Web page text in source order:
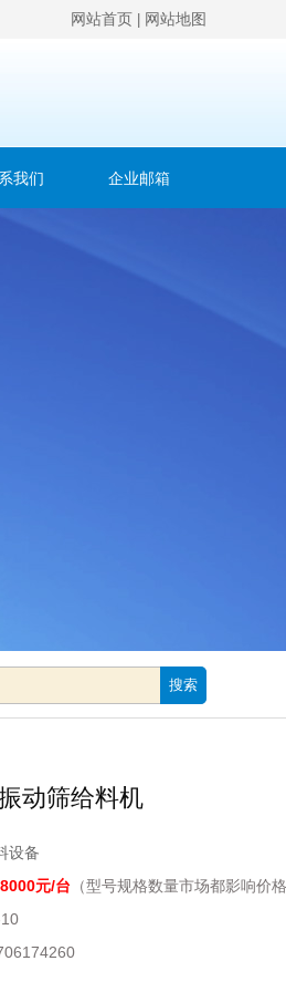
网站首页 网站地图
我们 企业邮箱
搜索
动筛给料机
设备
元/台 （型号规格数量市场都影响价